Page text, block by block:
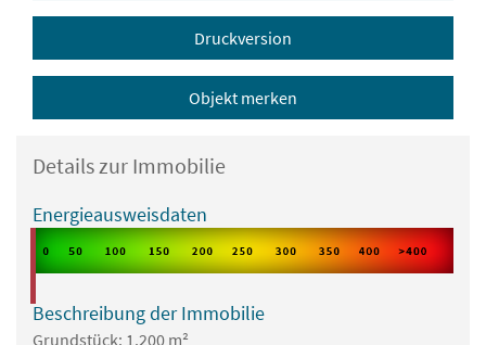
Druckversion
Objekt merken
Details zur Immobilie
Energieausweisdaten
Beschreibung der Immobilie
Grundstück: 1.200 m²